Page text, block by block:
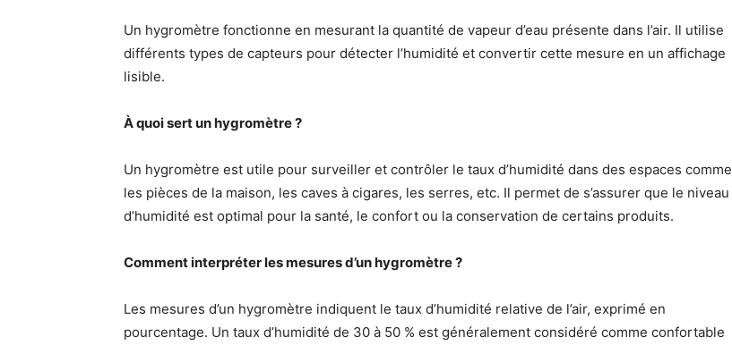
Un hygromètre fonctionne en mesurant la quantité de vapeur d’eau présente dans l’air. Il utilise
différents types de capteurs pour détecter l’humidité et convertir cette mesure en un affichage
lisible.
À quoi sert un hygromètre ?
Un hygromètre est utile pour surveiller et contrôler le taux d’humidité dans des espaces comme
les pièces de la maison, les caves à cigares, les serres, etc. Il permet de s’assurer que le niveau
d’humidité est optimal pour la santé, le confort ou la conservation de certains produits.
Comment interpréter les mesures d’un hygromètre ?
Les mesures d’un hygromètre indiquent le taux d’humidité relative de l’air, exprimé en
pourcentage. Un taux d’humidité de 30 à 50 % est généralement considéré comme confortable